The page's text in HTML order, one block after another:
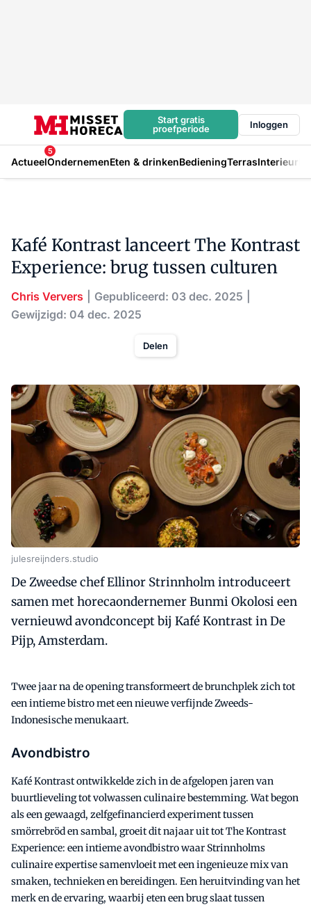
Start gratis
proefperiode
Inloggen
Actueel
5
OndernemenEten & drinkenBedieningTerrasInterieur
Kafé Kontrast lanceert The Kontrast
Experience: brug tussen culturen
Chris Ververs
Gepubliceerd: 03 dec. 2025
Gewijzigd: 04 dec. 2025
Delen
julesreijnders.studio
De Zweedse chef Ellinor Strinnholm introduceert
samen met horecaondernemer Bunmi Okolosi een
vernieuwd avondconcept bij Kafé Kontrast in De
Pijp, Amsterdam.
Twee jaar na de opening transformeert de brunchplek zich tot
een intieme bistro met een nieuwe verfijnde Zweeds-
Indonesische menukaart.
Avondbistro
Kafé Kontrast ontwikkelde zich in de afgelopen jaren van
buurtlieveling tot volwassen culinaire bestemming. Wat begon
als een gewaagd, zelfgefinancierd experiment tussen
smörrebröd en sambal, groeit dit najaar uit tot The Kontrast
Experience: een intieme avondbistro waar Strinnholms
culinaire expertise samenvloeit met een ingenieuze mix van
smaken, technieken en bereidingen. Een heruitvinding van het
merk en de ervaring, waarbij eten een brug slaat tussen